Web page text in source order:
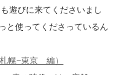
遊びに来てくださいまし
と使ってくださっているん
幌−東京 編）